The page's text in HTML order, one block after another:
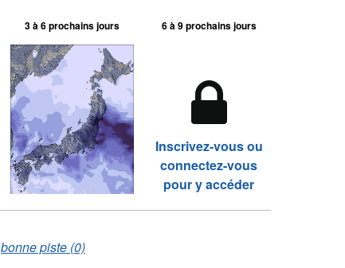
3 à 6 prochains jours 6 à 9 prochains jours
Inscrivez-vous ou
connectez-vous
pour y accéder
bonne piste (0)